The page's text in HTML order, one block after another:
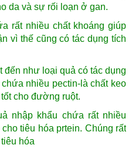
da và sự rối loạn ở gan.
rất nhiều chất khoáng giúp
vì thế cũng có tác dụng tích
đến như loại quả có tác dụng
nhiều pectin-là chất keo
cho đường ruột.
nhập khẩu chứa rất nhiều
tiêu hóa prtein. Chúng rất
hóa